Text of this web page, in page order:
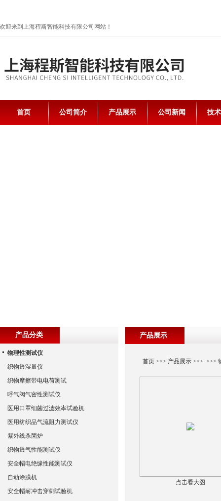
欢迎来到上海程斯智能科技有限公司网站！
首页 公司简介 产品展示 公司新闻 技
产品展示
首页>>> 产品展示>>> >>>
点击看大图
产品分类
物理性测试仪
织物透湿量仪
织物摩擦带电电荷测试
呼气阀气密性测试仪
医用口罩细菌过滤效率试验机
医用纺织品气流阻力测试仪
紫外线杀菌炉
织物透气性能测试仪
安全帽电绝缘性能测试仪
自动涂膜机
安全帽耐冲击穿刺试验机